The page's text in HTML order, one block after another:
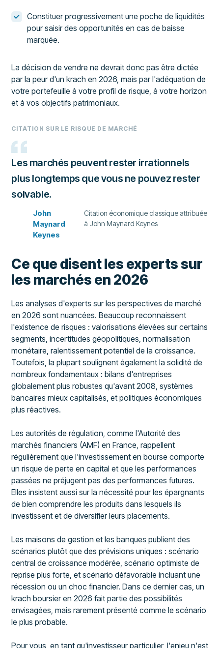
Constituer progressivement une poche de liquidités
pour saisir des opportunités en cas de baisse
marquée.
La décision de vendre ne devrait donc pas être dictée
par la peur d'un krach en 2026, mais par l'adéquation de
votre portefeuille à votre profil de risque, à votre horizon
et à vos objectifs patrimoniaux.
CITATION SUR LE RISQUE DE MARCHÉ
Les marchés peuvent rester irrationnels
plus longtemps que vous ne pouvez rester
solvable.
John
Maynard
Keynes
Citation économique classique attribuée
à John Maynard Keynes
Ce que disent les experts sur
les marchés en 2026
Les analyses d'experts sur les perspectives de marché
en 2026 sont nuancées. Beaucoup reconnaissent
l'existence de risques : valorisations élevées sur certains
segments, incertitudes géopolitiques, normalisation
monétaire, ralentissement potentiel de la croissance.
Toutefois, la plupart soulignent également la solidité de
nombreux fondamentaux : bilans d'entreprises
globalement plus robustes qu'avant 2008, systèmes
bancaires mieux capitalisés, et politiques économiques
plus réactives.
Les autorités de régulation, comme l'Autorité des
marchés financiers (AMF) en France, rappellent
régulièrement que l'investissement en bourse comporte
un risque de perte en capital et que les performances
passées ne préjugent pas des performances futures.
Elles insistent aussi sur la nécessité pour les épargnants
de bien comprendre les produits dans lesquels ils
investissent et de diversifier leurs placements.
Les maisons de gestion et les banques publient des
scénarios plutôt que des prévisions uniques : scénario
central de croissance modérée, scénario optimiste de
reprise plus forte, et scénario défavorable incluant une
récession ou un choc financier. Dans ce dernier cas, un
krach boursier en 2026 fait partie des possibilités
envisagées, mais rarement présenté comme le scénario
le plus probable.
Pour vous, en tant qu'investisseur particulier, l'enjeu n'est